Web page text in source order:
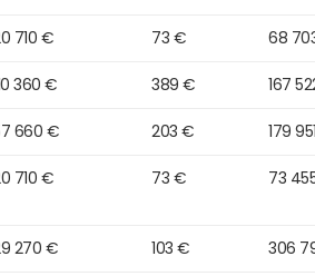
710 € 73 € 68
110 360 € 389 € 167
660 € 203 € 179
710 € 73 € 73
270 € 103 € 306